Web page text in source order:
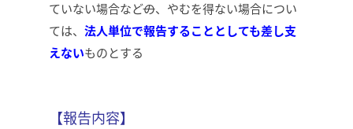
ていない場合などの、やむを得ない場合につい
ては、 法人単位で報告することとしても差し支
えないものとする
【報告内容】